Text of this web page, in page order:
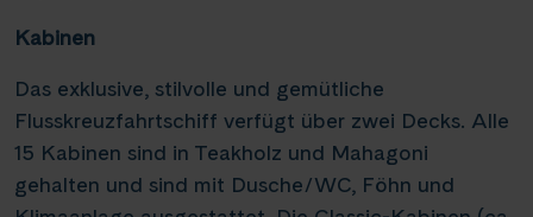
Kabinen
Das exklusive, stilvolle und gemütliche
Flusskreuzfahrtschiff verfügt über zwei Decks. Alle
15 Kabinen sind in Teakholz und Mahagoni
gehalten und sind mit Dusche/WC, Föhn und